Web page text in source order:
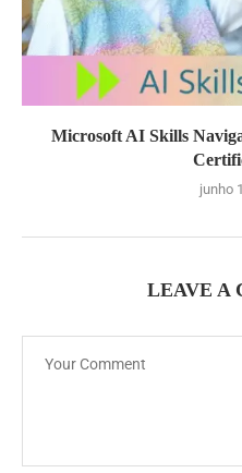
Microsoft AI Skills
junho
LEAVE A